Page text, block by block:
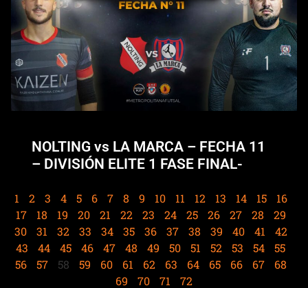
NOLTING vs LA MARCA – FECHA 11
– DIVISIÓN ELITE 1 FASE FINAL-
1 2 3 4 5 6 7 8 9 10 11 12 13 14 15
16
17
18 19 20 21 22 23 24 25 26 27 28
29
30
31 32 33 34 35 36 37 38 39 40 41
42
43
44 45 46 47 48 49 50 51 52 53 54
55
56
57 58 59 60 61 62 63 64 65 66 67
68
69
70 71 72